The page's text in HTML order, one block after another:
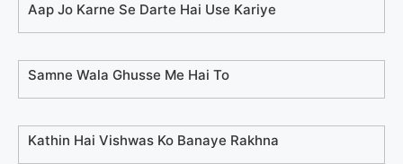
Aap Jo Karne Se Darte Hai Use Kariye
Samne Wala Ghusse Me Hai To
Kathin Hai Vishwas Ko Banaye Rakhna